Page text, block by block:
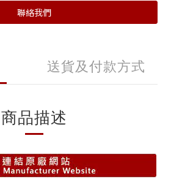
聯絡我們
送貨及付款方式
商品描述